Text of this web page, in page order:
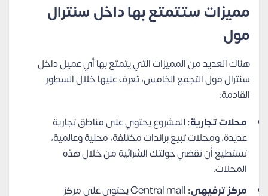
مميزات ستتمتع بها داخل سنترال
مول
هناك العديد من المميزات التي يتمتع بها أي عميل داخل
سنترال مول التجمع الخامس، تعرف عليها خلال السطور
القادمة:
محلات تجارية: المشروع يحتوي على مناطق تجارية
عديدة، ومحلات تبيع براندات مختلفة، محلية وعالمية،
تستطيع أن تقضي جولتك الشرائية من خلال هذه
المحلات.
مركز ترفيهي:
Central mall يحتوي على مركز